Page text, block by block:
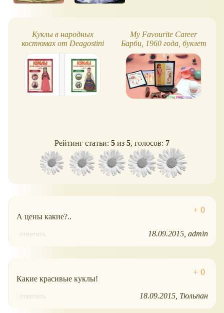
Куклы в народных
костюмах от Deagostini
My Favourite Career
Барби, 1960 года, буклет
Рейтинг статьи: 5 из 5, голосов: 7
А цены какие?..
ответить 18.09.2015 admin
Какие красивые куклы!
ответить 18.09.2015 Тюльпан